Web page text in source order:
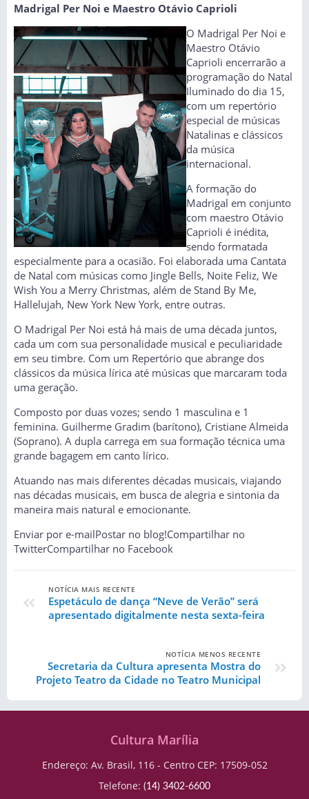
Madrigal Per Noi e Maestro Otávio Caprioli
O Madrigal Per Noi e
Maestro Otávio
Caprioli encerrarão a
programação do Natal
Iluminado do dia 15,
com um repertório
especial de músicas
Natalinas e clássicos
da música
internacional.
A formação do
Madrigal em conjunto
com maestro Otávio
Caprioli é inédita,
sendo formatada
especialmente para a ocasião. Foi elaborada uma Cantata
de Natal com músicas como Jingle Bells, Noite Feliz, We
Wish You a Merry Christmas, além de Stand By Me,
Hallelujah, New York New York, entre outras.
O Madrigal Per Noi está há mais de uma década juntos,
cada um com sua personalidade musical e peculiaridade
em seu timbre. Com um Repertório que abrange dos
clássicos da música lírica até músicas que marcaram toda
uma geração.
Composto por duas vozes; sendo 1 masculina e 1
feminina. Guilherme Gradim (barítono), Cristiane Almeida
(Soprano). A dupla carrega em sua formação técnica uma
grande bagagem em canto lírico.
Atuando nas mais diferentes décadas musicais, viajando
nas décadas musicais, em busca de alegria e sintonia da
maneira mais natural e emocionante.
Enviar por e-mailPostar no blog!Compartilhar no
TwitterCompartilhar no Facebook
NOTÍCIA MAIS RECENTE
Espetáculo de dança “Neve de Verão” será
apresentado digitalmente nesta sexta-feira
NOTÍCIA MENOS RECENTE
Secretaria da Cultura apresenta Mostra do
Projeto Teatro da Cidade no Teatro Municipal
Cultura Marília
Endereço: Av. Brasil, 116 - Centro CEP: 17509-052
Telefone: (14) 3402-6600